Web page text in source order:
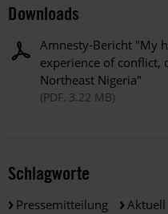
Downloads
Amnesty-Bericht "My
experience of conflict,
Northeast Nigeria"
(PDF, 3.22 MB)
Schlagworte
Pressemitteilung Aktuell